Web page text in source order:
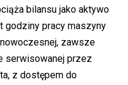
bilansu jako aktywo
godziny pracy maszyny
zawsze
serwisowanej przez
z dostępem do